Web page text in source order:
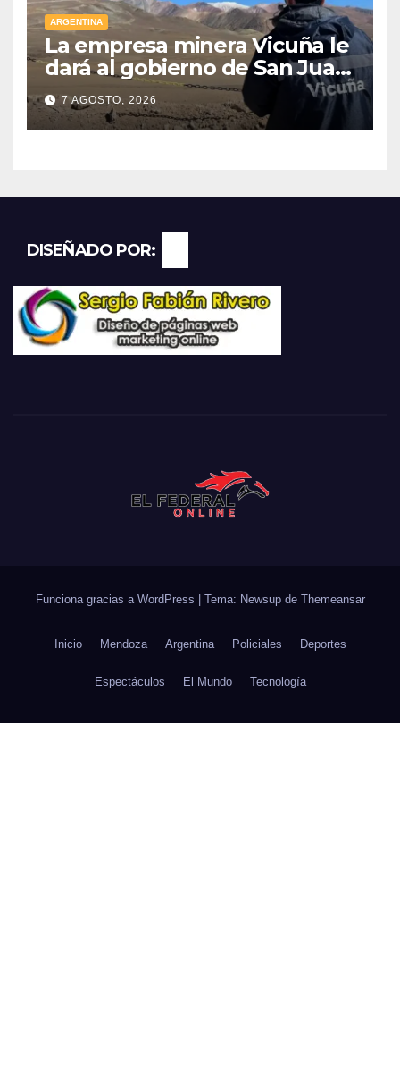
ARGENTINA
La empresa minera Vicuña le
dará al gobierno de San Juan
U$D 250 millones cómo un
aporte extraordinario y no
reembolsable
7 AGOSTO, 2026
DISEÑADO POR:
Funciona gracias a WordPress | Tema: Newsup de Themeansar
Inicio Mendoza Argentina Policiales Deportes
Espectáculos El Mundo Tecnología